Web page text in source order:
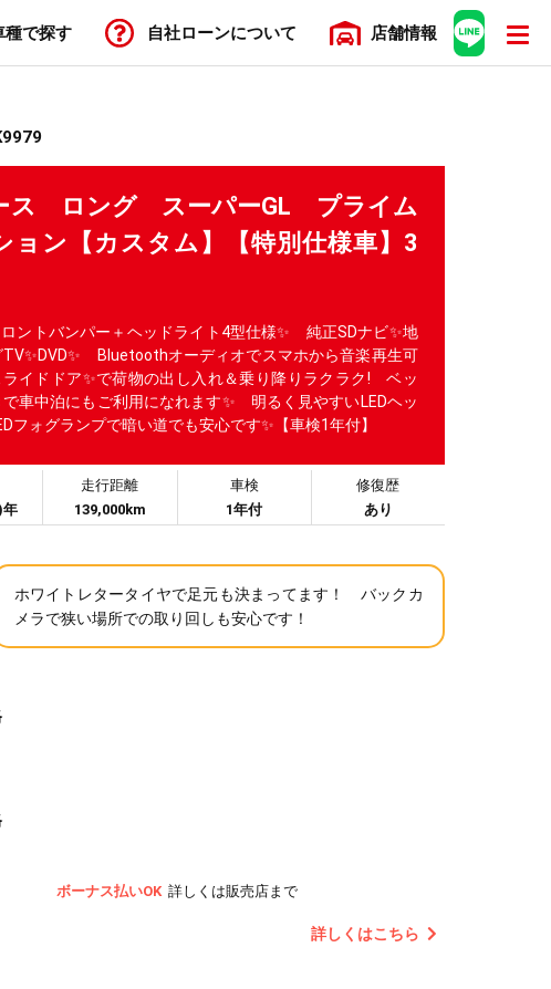
種で探す 自社ローンについて 店舗情報
ス ロング スーパーGL プライム
ョン【カスタム】【特別仕様車】3
ントバンパー＋ヘッドライト4型仕様✨ 純正SDナビ✨地
TV✨DVD✨ Bluetoothオーディオでスマホから音楽再生可
イドドア✨で荷物の出し入れ＆乗り降りラクラク! ベッ
で車中泊にもご利用になれます✨ 明るく見やすいLEDヘッ
フォグランプで暗い道でも安心です✨【車検1年付】
年
走行距離
139,000km
車検
1年付
修復歴
あり
ホワイトレタータイヤで足元も決まってます！ バックカ
メラで狭い場所での取り回しも安心です！
ボーナス払いOK 詳しくは販売店まで
詳しくはこちら